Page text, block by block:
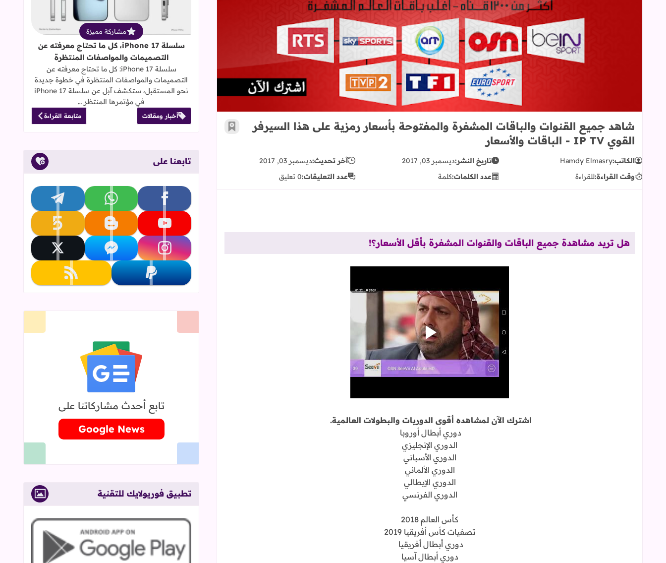
شاهد جميع القنوات والباقات المشفرة والمفتوحة بأسعار رمزية على هذا السيرفر القوي IP TV - الباقات والأسعار
شاهد جميع القنوات والباقات المشفرة والمفتوحة بأسعار رمزية على هذا السيرفر
القوي IP TV - الباقات والأسعار
أضف إلى العلامات المرجعية
الكاتب:Hamdy Elmasry تاريخ النشر:ديسمبر 03, 2017 آخر تحديث:ديسمبر 03, 2017
وقت القراءة:للقراءة عدد الكلمات:كلمة عدد التعليقات:0 تعليق
هل تريد مشاهدة جميع الباقات والقنوات المشفرة بأقل الأسعار؟!
اشترك الآن لمشاهده أقوى الدوريات والبطولات العالمية.
دوري أبطال أوروبا
الدوري الإنجليزي
الدوري الأسباني
الدوري الألماني
الدوري الإيطالي
الدوري الفرنسي
كأس العالم 2018
تصفيات كأس أفريقيا 2019
دوري أبطال أفريقيا
دوري أبطال آسيا
مشاركة مميزة
سلسلة iPhone 17، كل ما تحتاج معرفته عن
التصميمات والمواصفات المنتظرة
سلسلة iPhone 17: كل ما تحتاج معرفته عن
التصميمات والمواصفات المنتظرة في خطوة جديدة
نحو المستقبل، ستكشف آبل عن سلسلة iPhone 17
في مؤتمرها المنتظر …
أخبار ومقالات متابعة القراءة
تابعنا على
تابعنا على facebook تابعنا على whatsapp تابعنا على telegram
تابعنا على youtube تابعنا على blogger تابعنا على khamsat
تابعنا على instagram تابعنا على messenger تابعنا على x
تابعنا على paypal تابعنا على rss
تابع أحدث مشاركاتنا على
Google News
تطبيق فوريولايك للتقنية